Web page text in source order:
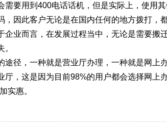
需要用到400电话话机，但是实际上，使用
因此客户无论是在国内任何的地方拨打，
企业而言，在发展过程当中，无论是需要搬
途径，一种就是营业厅办理，一种就是网上
厅，这是因为目前98%的用户都会选择网上
实惠。